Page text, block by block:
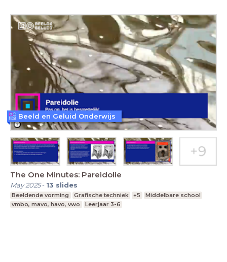
The One Minutes: Pareidolie
May 2025- 13 slides
Beeldende vorming Grafische techniek +5
Middelbare school
vmbo, mavo, havo, vwo
Leerjaar 3-6
Beeld en Geluid Onderwijs